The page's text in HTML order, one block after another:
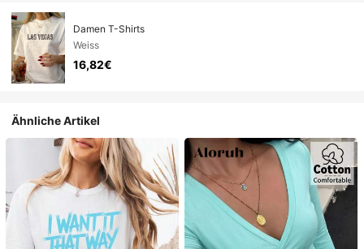
Damen T-Shirts
Weiss
16,82€
Ähnliche Artikel